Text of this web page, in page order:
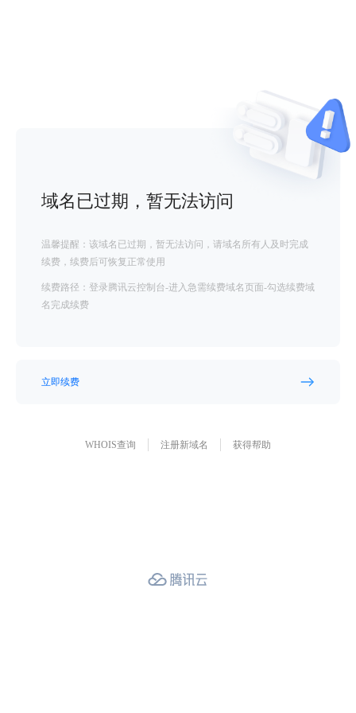
域名已过期，暂无法访问
温馨提醒：该域名已过期，暂无法访问，请域名所有人及时完成
续费，续费后可恢复正常使用
续费路径：登录腾讯云控制台-进入急需续费域名页面-勾选续费域
名完成续费
立即续费
WHOIS查询 注册新域名 获得帮助